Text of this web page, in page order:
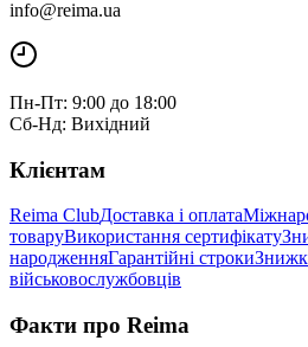
info@reima.ua
Пн-Пт: 9:00 до 18:00
Сб-Нд: Вихідний
Клієнтам
Reima ClubДоставка і оплата
товаруВикористання сертифікату
народженняГарантійні строки
військовослужбовців
Факти про Reima